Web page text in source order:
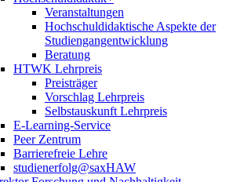
Veranstaltungen
Hochschuldidaktische Aspekte der
Studiengangentwicklung
Beratung
HTWK Lehrpreis
Preisträger
Vorschlag Lehrpreis
Selbstauskunft Lehrpreis
E-Learning-Service
Peer Zentrum
Barrierefreie Lehre
studienerfolg@saxHAW